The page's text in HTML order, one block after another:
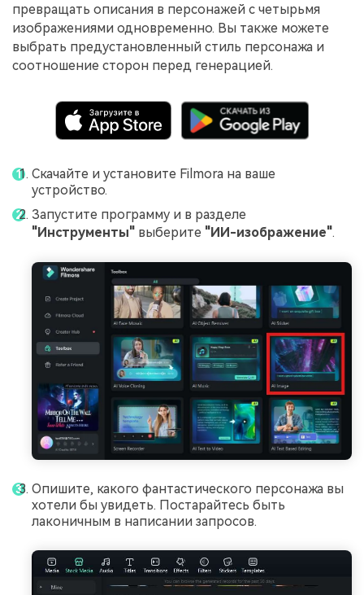
превращать описания в персонажей с четырьмя
изображениями одновременно. Вы также можете
выбрать предустановленный стиль персонажа и
соотношение сторон перед генерацией.
Скачайте и установите Filmora на ваше
устройство.
Запустите программу и в разделе
"Инструменты" выберите "ИИ-изображение".
Опишите, какого фантастического персонажа вы
хотели бы увидеть. Постарайтесь быть
лаконичным в написании запросов.